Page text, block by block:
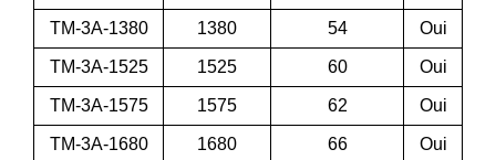
TM-3A-1380 1380 54 Oui
TM-3A-1525 1525 60 Oui
TM-3A-1575 1575 62 Oui
TM-3A-1680 1680 66 Oui